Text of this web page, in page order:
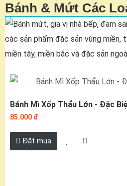
Bánh & Mứt Các
Bánh Mì Xốp Thẩu Lớn - Đặc
85.000 đ
Đặt mua